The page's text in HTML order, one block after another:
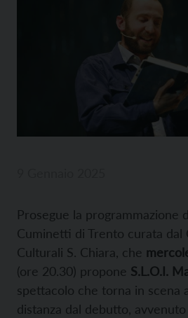
Prosegue la programmazione
Cuminetti di Trento curata dal
Culturali S. Chiara, che
(ore 20.30) propone S.L.O.I.
spettacolo che torna in scena
distanza dal debutto,